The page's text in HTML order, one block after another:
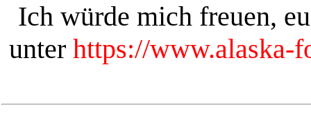
Ich würde mich freuen,
unter https://www.alaska-